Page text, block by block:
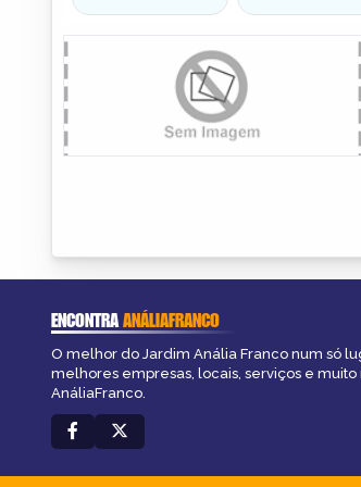
ENCONTRAANÁLIAFRANCO
O melhor do Jardim Anália Franco num só
melhores empresas, locais, serviços e muito
AnáliaFranco.